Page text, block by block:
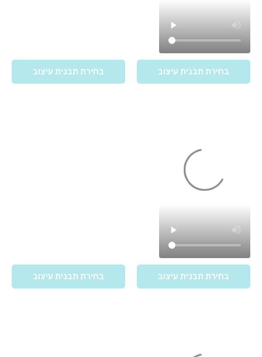
בחירת תבנית עיצוב בחירת תבנית עיצוב
בחירת תבנית עיצוב בחירת תבנית עיצוב